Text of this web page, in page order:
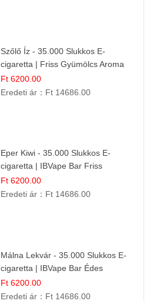
Szőlő Íz - 35.000 Slukkos E-
cigaretta | Friss Gyümölcs Aroma
Ft 6200.00
Eredeti ár： Ft 14686.00
Eper Kiwi - 35.000 Slukkos E-
cigaretta | IBVape Bar Friss
Gyümölcs Ízek
Ft 6200.00
Eredeti ár： Ft 14686.00
Málna Lekvár - 35.000 Slukkos E-
cigaretta | IBVape Bar Édes
Gyümölcs Íz
Ft 6200.00
Eredeti ár： Ft 14686.00